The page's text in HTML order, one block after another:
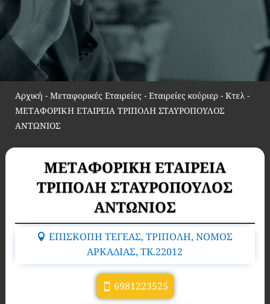
Αρχική - Μεταφορικές Εταιρείες - Εταιρείες κούριερ - Κτελ-
ΜΕTΑΦΟΡΙΚΗ ΕΤΑΙΡΕΙΑ ΤΡΙΠΟΛΗ ΣΤΑΥΡΟΠΟΥΛΟΣ
ΑΝΤΩΝΙΟΣ
ΜΕTΑΦΟΡΙΚΗ ΕΤΑΙΡΕΙΑ
ΤΡΙΠΟΛΗ ΣΤΑΥΡΟΠΟΥΛΟΣ
ΑΝΤΩΝΙΟΣ
ΕΠΙΣΚΟΠΗ ΤΕΓΕΑΣ, ΤΡΙΠΟΛΗ, ΝΟΜΟΣ
ΑΡΚΑΔΙΑΣ, TK.22012
6981223525